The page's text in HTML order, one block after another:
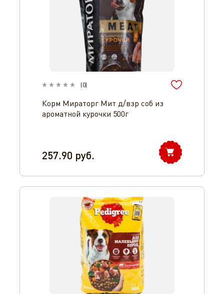
(0)
Корм Мираторг Мит д/взр соб из
ароматной курочки 500г
257.90 руб.